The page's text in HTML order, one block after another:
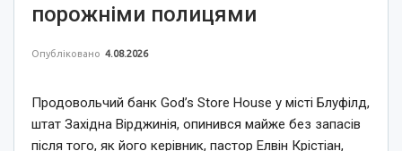
порожніми полицями
Опубліковано 4.08.2026
Продовольчий банк God’s Store House у місті Блуфілд,
штат Західна Вірджинія, опинився майже без запасів
після того, як його керівник, пастор Елвін Крістіан,